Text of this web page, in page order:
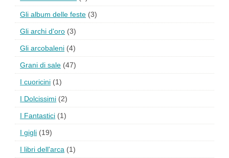
Gli album delle feste (3)
Gli archi d'oro (3)
Gli arcobaleni (4)
Grani di sale (47)
I cuoricini (1)
I Dolcissimi (2)
I Fantastici (1)
I gigli (19)
I libri dell'arca (1)